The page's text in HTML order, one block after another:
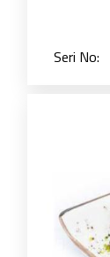
Seri No: